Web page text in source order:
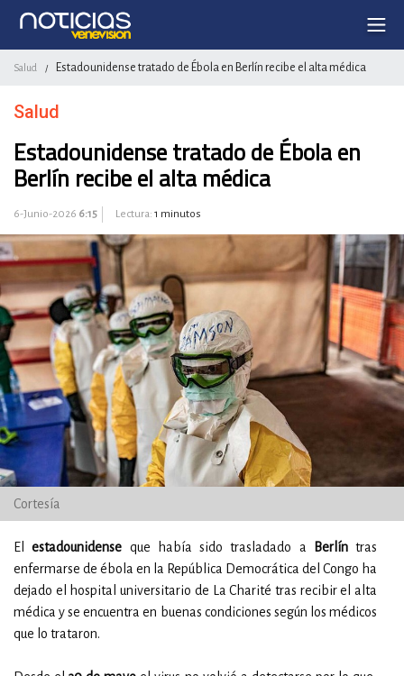
Salud / Estadounidense tratado de Ébola en Berlín recibe el alta médica
Salud
Estadounidense tratado de Ébola en
Berlín recibe el alta médica
6-Junio-2026 6:15 Lectura: 1 minutos
Cortesía
Elestadounidense que había sido trasladado a Berlíntras
enfermarse de ébola en la República Democrática del Congo ha
dejado el hospital universitario de La Charité tras recibir el alta
médica y se encuentra en buenas condiciones según los médicos
que lo trataron.